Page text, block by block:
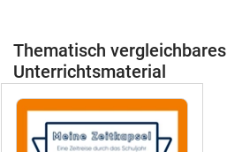
Thematisch vergleichbares
Unterrichtsmaterial